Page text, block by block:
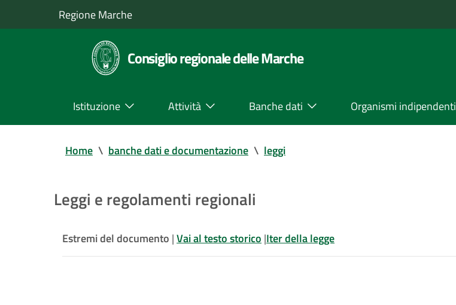
Regione Marche
Consiglio regionale delle Marche
Istituzione Attività Banche dati Organismi indipendenti
Home \ banche dati e documentazione \ leggi
Leggi e regolamenti regionali
Estremi del documento |Vai al testo storico |Iter della legge